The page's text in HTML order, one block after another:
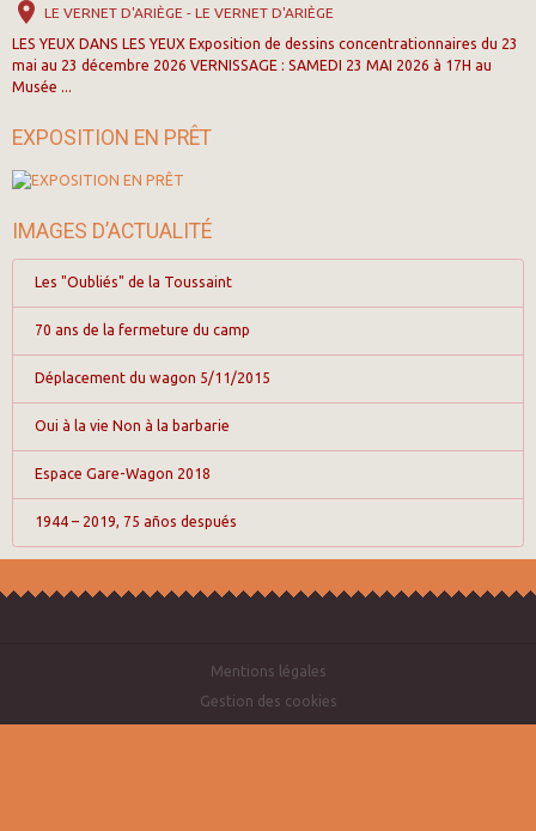
LE VERNET D'ARIÈGE - LE VERNET D'ARIÈGE
LES YEUX DANS LES YEUX Exposition de dessins concentrationnaires du 23
mai au 23 décembre 2026 VERNISSAGE : SAMEDI 23 MAI 2026 à 17H au
Musée ...
EXPOSITION EN PRÊT
IMAGES D’ACTUALITÉ
Les "Oubliés" de la Toussaint
70 ans de la fermeture du camp
Déplacement du wagon 5/11/2015
Oui à la vie Non à la barbarie
Espace Gare-Wagon 2018
1944 – 2019, 75 años después
Mentions légales
Gestion des cookies